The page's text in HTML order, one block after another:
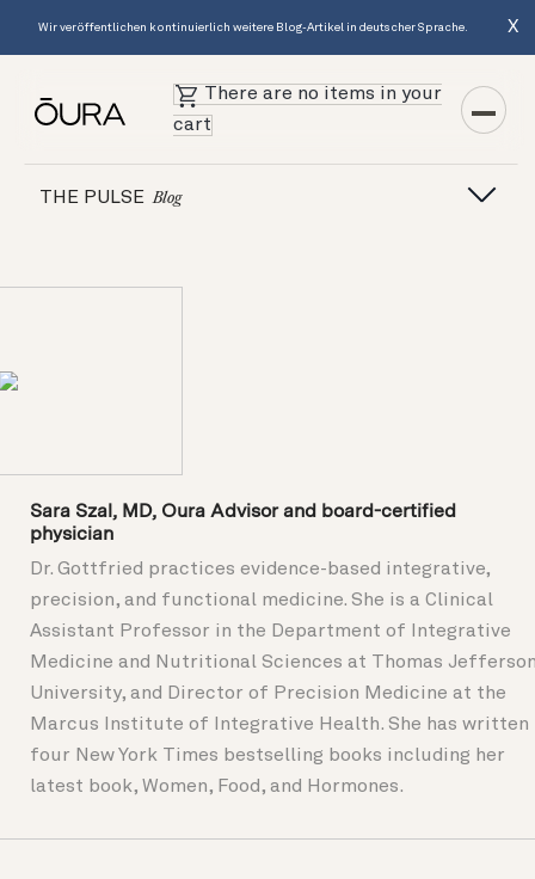
Wir veröffentlichen kontinuierlich weitere Blog-Artikel in deutscher Sprache. X
There are no items in your
cart
THE PULSE Blog
Sara Szal, MD, Oura Advisor and board-certified
physician
Dr. Gottfried practices evidence-based integrative,
precision, and functional medicine. She is a Clinical
Assistant Professor in the Department of Integrative
Medicine and Nutritional Sciences at Thomas
University, and Director of Precision Medicine at the
Marcus Institute of Integrative Health. She has written
four New York Times bestselling books including her
latest book, Women, Food, and Hormones.